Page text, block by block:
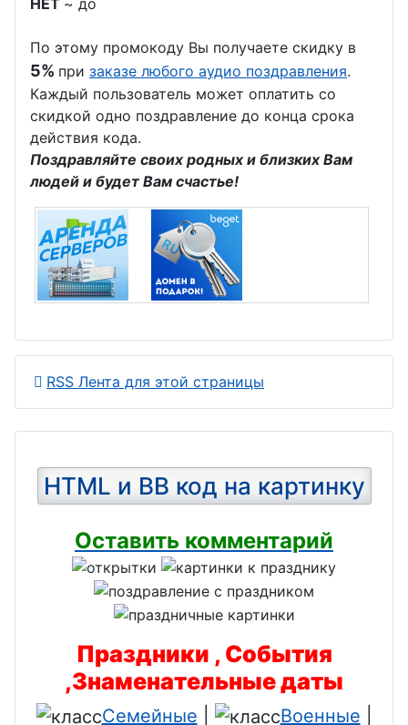
кораблестр
День пива
День
изобретате
ля
День
медработни
ка
День
мебельщик
По этому промокоду Вы получаете скидку в
5% при заказе любого аудио поздравления.
Каждый пользователь может оплатить со
скидкой одно поздравление до конца срока
действия кода.
Поздравляйте своих родных и близких Вам
людей и будет Вам счастье!
RSS Лента для этой страницы
HTML и BB код на картинку
Оставить комментарий
Праздники , События
,Знаменательные даты
Семейные Военные